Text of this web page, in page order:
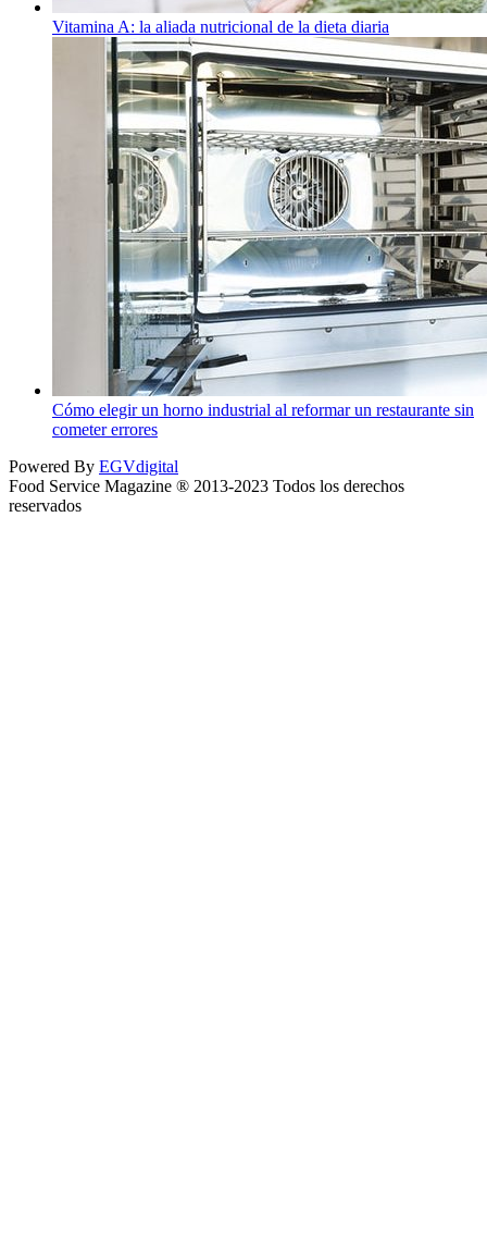
Vitamina A: la aliada nutricional de la dieta diaria
Cómo elegir un horno industrial al reformar un restaurante sin
cometer errores
Powered By EGVdigital
Food Service Magazine ® 2013-2023 Todos los derechos
reservados